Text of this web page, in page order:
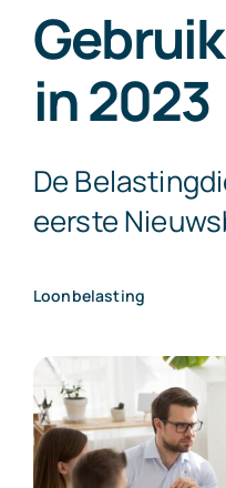
in 2023
De
eerste
Loonbelasting